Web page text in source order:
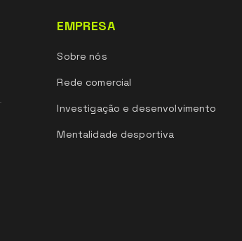
EMPRESA
Sobre nós
Rede comercial
Investigação e desenvolvimento
Mentalidade desportiva